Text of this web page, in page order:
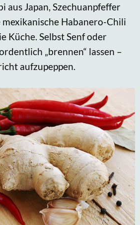
aus Japan, Szechuanpfeffer
mexikanische Habanero-Chili
Küche. Selbst Senf oder
„brennen“ lassen –
aufzupeppen.